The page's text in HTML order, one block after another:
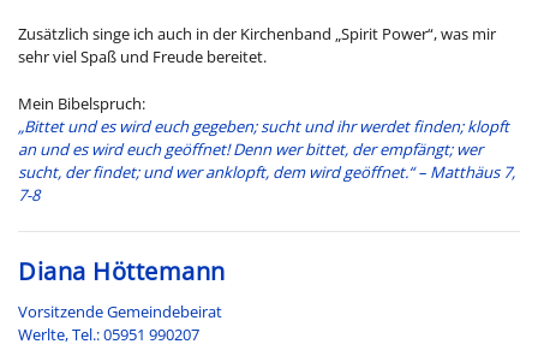
Zusätzlich singe ich auch in der Kirchenband „Spirit Power“, was mir
sehr viel Spaß und Freude bereitet.
Mein Bibelspruch:
„Bittet und es wird euch gegeben; sucht und ihr werdet finden; klopft
an und es wird euch geöffnet! Denn wer bittet, der empfängt; wer
sucht, der findet; und wer anklopft, dem wird geöffnet.“ – Matthäus 7,
7-8
Diana Höttemann
Vorsitzende Gemeindebeirat
Werlte, Tel.: 05951 990207